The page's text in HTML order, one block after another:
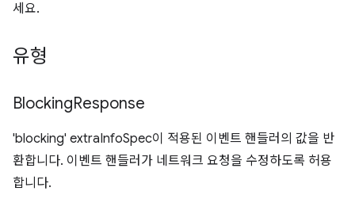
세요.
유형
BlockingResponse
'blocking' extraInfoSpec이 적용된 이벤트 핸들러의 값을 반
환합니다. 이벤트 핸들러가 네트워크 요청을 수정하도록 허용
합니다.